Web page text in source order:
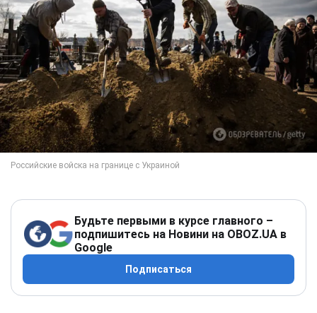
Будьте первыми в курсе главного –
подпишитесь на Новини на OBOZ.UA в
Google
Подписаться